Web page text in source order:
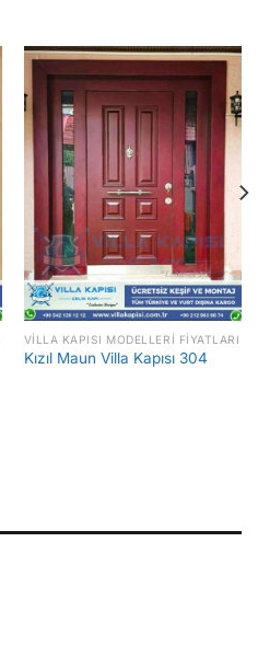
VILLA KAPISI MODELLERI FIYATLARI
Kızıl Maun Villa Kapısı 304